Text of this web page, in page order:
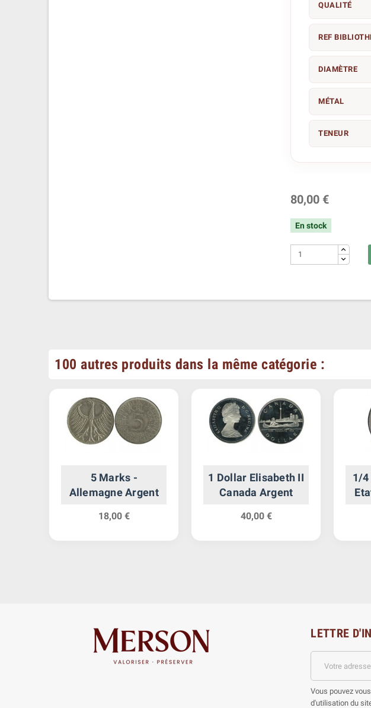
QUALITÉ
REF
DIAMÈTRE
MÉTAL
TENEUR
80,00 €
En stock
100 autres produits dans la même catégorie :
5 Marks -
Allemagne Argent
18,00 €
1 Dollar Elisabeth II
Canada Argent
40,00 €
1/4
LETTRE
Vous pouvez
d'utilisation du